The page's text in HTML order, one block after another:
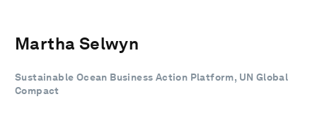
Martha Selwyn
Sustainable Ocean Business Action Platform, UN Global
Compact